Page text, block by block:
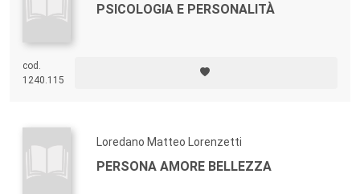
PSICOLOGIA E PERSONALITÀ
cod.
1240.115
Loredano Matteo Lorenzetti
PERSONA AMORE BELLEZZA